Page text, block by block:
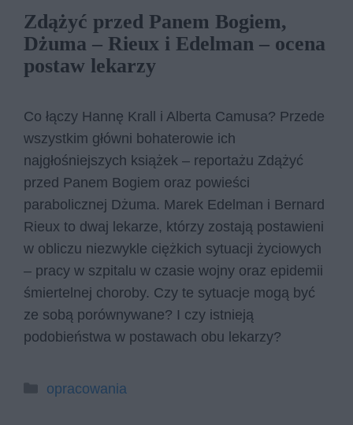
Zdążyć przed Panem Bogiem,
Dżuma – Rieux i Edelman – ocena
postaw lekarzy
Co łączy Hannę Krall i Alberta Camusa? Przede
wszystkim główni bohaterowie ich
najgłośniejszych książek – reportażu Zdążyć
przed Panem Bogiem oraz powieści
parabolicznej Dżuma. Marek Edelman i Bernard
Rieux to dwaj lekarze, którzy zostają postawieni
w obliczu niezwykle ciężkich sytuacji życiowych
– pracy w szpitalu w czasie wojny oraz epidemii
śmiertelnej choroby. Czy te sytuacje mogą być
ze sobą porównywane? I czy istnieją
podobieństwa w postawach obu lekarzy?
Kategorie
opracowania